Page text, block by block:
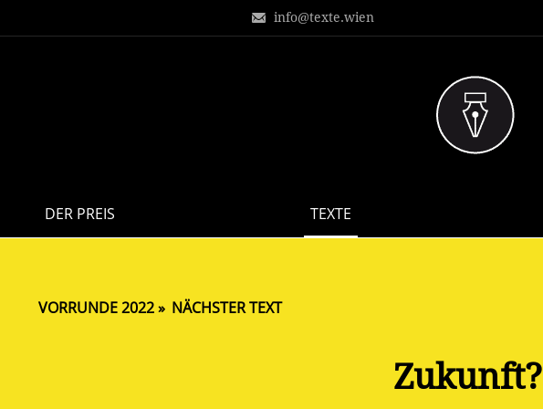
info@texte.wien
DER PREIS TEXTE
Zukunft?
VORRUNDE 2022 NÄCHSTER TEXT